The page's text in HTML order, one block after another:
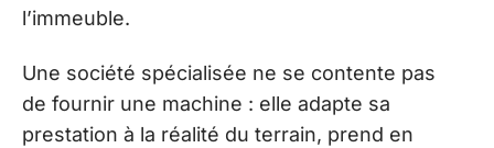
l’immeuble.
Une société spécialisée ne se contente pas
de fournir une machine : elle adapte sa
prestation à la réalité du terrain, prend en